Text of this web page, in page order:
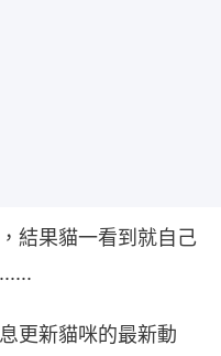
結果貓一看到就自己
更新貓咪的最新動